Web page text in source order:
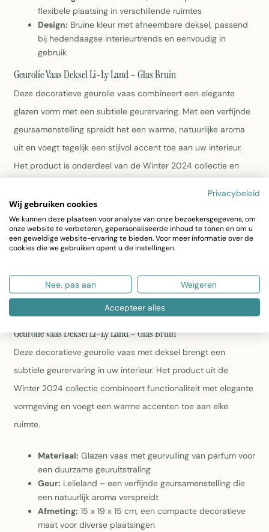
flexibele plaatsing in verschillende ruimtes
Design: Bruine kleur met afneembare deksel, passend
bij hedendaagse interieurtrends en eenvoudig in
gebruik
Geurolie Vaas Deksel Li-Ly Land – Glas Bruin
Deze decoratieve geurolie vaas combineert een elegante
glazen vorm met een subtiele geurervaring. Met een verfijnde
geursamenstelling spreidt het een warme, natuurlijke aroma
uit en voegt tegelijk een stijlvol accent toe aan uw interieur.
Het product is onderdeel van de Winter 2024 collectie en
Materiaal:
Glas met geurvulling (37% parfum, 63% glas)
voor een duurzame geuruitstraling
Geur: Lelie land – een verfijnde geursamenstelling met
verschillende plaatsen in huis
Design:Bruine kleur met afneembare deksel, modern
en passend bij huidige interieurtrends
Geurolie Vaas Deksel Li-Ly Land – Glas Bruin
Deze decoratieve geurolie vaas met deksel brengt een
subtiele geurervaring in uw interieur. Het product uit de
Winter 2024 collectie combineert functionaliteit met elegante
vormgeving en voegt een warme accenten toe aan elke
ruimte.
Materiaal: Glazen vaas met geurvulling van parfum voor
een duurzame geuruitstraling
Geur: Lelieland – een verfijnde geursamenstelling die
een natuurlijk aroma verspreidt
Afmeting: 15 x 19 x 15 cm, een compacte decoratieve
maat voor diverse plaatsingen
Privacybeleid
Wij gebruiken cookies
We kunnen deze plaatsen voor analyse van onze bezoekersgegevens, om
onze website te verbeteren, gepersonaliseerde inhoud te tonen en om u
een geweldige website-ervaring te bieden. Voor meer informatie over de
cookies die we gebruiken opent u de instellingen.
Nee, pas aan Weigeren
Accepteer alles